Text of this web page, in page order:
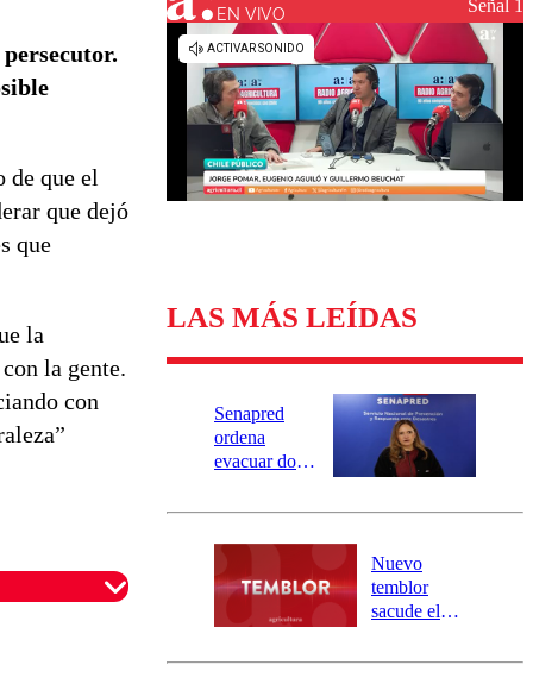
Universidad de Chile
Sustentabilidad
de que el
que dejó
que
la
la gente.
con
EN VIVO Señal 1
LAS MÁS LEÍDAS
Senapred
ordena
evacuar dos
Carahue por
río Damas:
activa
mensajería
SAE
Nuevo
temblor
sacude el
revisa la